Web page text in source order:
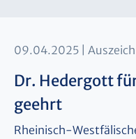
09.04.2025
Dr. Hedergott
geehrt
Rheinisch-